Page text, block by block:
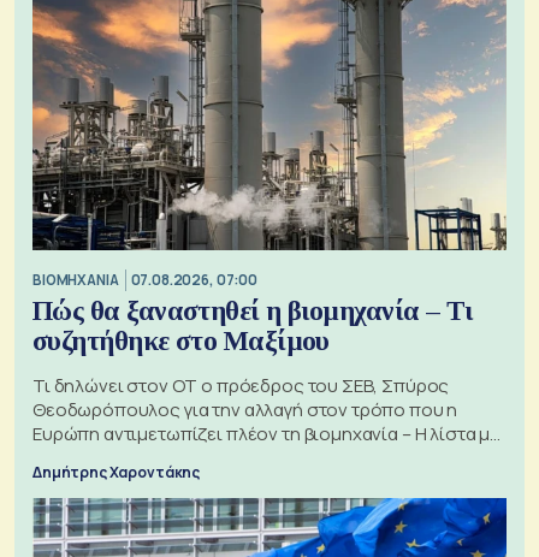
ΒΙΟΜΗΧΑΝΙΑ 07.08.2026, 07:00
Πώς θα ξαναστηθεί η βιομηχανία – Τι
συζητήθηκε στο Μαξίμου
Τι δηλώνει στον ΟΤ ο πρόεδρος του ΣΕΒ, Σπύρος
Θεοδωρόπουλος για την αλλαγή στον τρόπο που η
Ευρώπη αντιμετωπίζει πλέον τη βιομηχανία – Η λίστα με
Δημήτρης Χαροντάκης